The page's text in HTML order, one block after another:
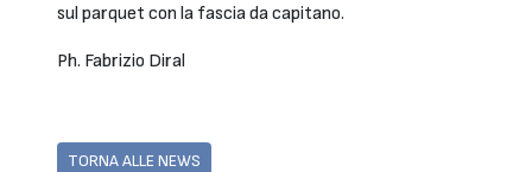
sul parquet con la fascia da capitano.
Ph. Fabrizio Diral
TORNA ALLE NEWS